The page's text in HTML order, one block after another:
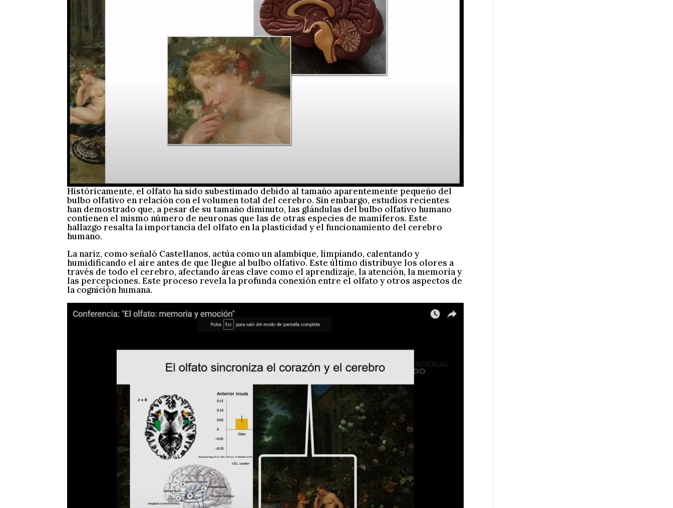
Históricamente, el olfato ha sido subestimado debido al tamaño aparentemente pequeño del
bulbo olfativo en relación con el volumen total del cerebro. Sin embargo, estudios recientes
han demostrado que, a pesar de su tamaño diminuto, las glándulas del bulbo olfativo humano
contienen el mismo número de neuronas que las de otras especies de mamíferos. Este
hallazgo resalta la importancia del olfato en la plasticidad y el funcionamiento del cerebro
humano.
La nariz, como señaló Castellanos, actúa como un alambique, limpiando, calentando y
humidificando el aire antes de que llegue al bulbo olfativo. Este último distribuye los olores a
través de todo el cerebro, afectando áreas clave como el aprendizaje, la atención, la memoria y
las percepciones. Este proceso revela la profunda conexión entre el olfato y otros aspectos de
la cognición humana.